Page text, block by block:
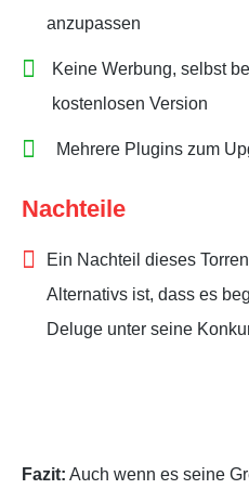
anzupassen
Keine Werbung, selbst
kostenlosen Version
Mehrere Plugins zum
Nachteile
Ein Nachteil dieses
Alternativs ist, dass es
Deluge unter seine
Fazit: Auch wenn es seine